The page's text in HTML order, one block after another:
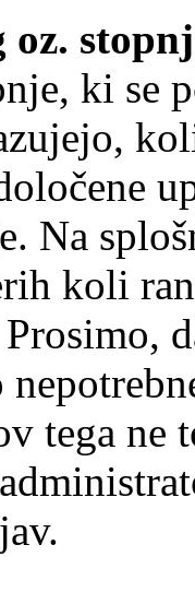
ki se
Na
koli
tega ne